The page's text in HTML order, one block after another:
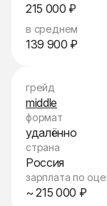
215 000 ₽
в среднем
139 900 ₽
грейд
middle
формат
удалённо
страна
Россия
зарплата по
~ 215 000 ₽